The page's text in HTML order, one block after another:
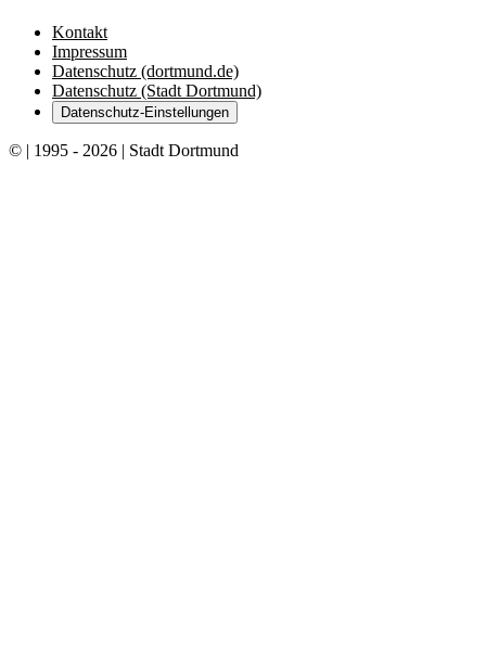
Kontakt
Impressum
Datenschutz (dortmund.de)
Datenschutz (Stadt Dortmund)
Datenschutz-Einstellungen
© | 1995 - 2026 | Stadt Dortmund